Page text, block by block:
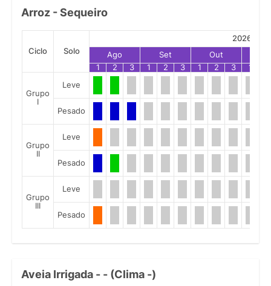
Arroz - Sequeiro
Ciclo Solo
2026
Ago
Set Out
1
2 3 1 2 3 1 2 3 1
Grupo
I
Leve
Pesado
Grupo
II
Leve
Pesado
Grupo
III
Leve
Pesado
Aveia Irrigada - - (Clima -)